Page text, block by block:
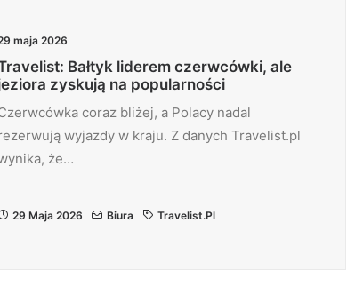
maja 2026
Bałtyk liderem czerwcówki, ale
zyskują na popularności
coraz bliżej, a Polacy nadal
wyjazdy w kraju. Z danych Travelist.pl
że…
29 Maja 2026 Biura Travelist.pl